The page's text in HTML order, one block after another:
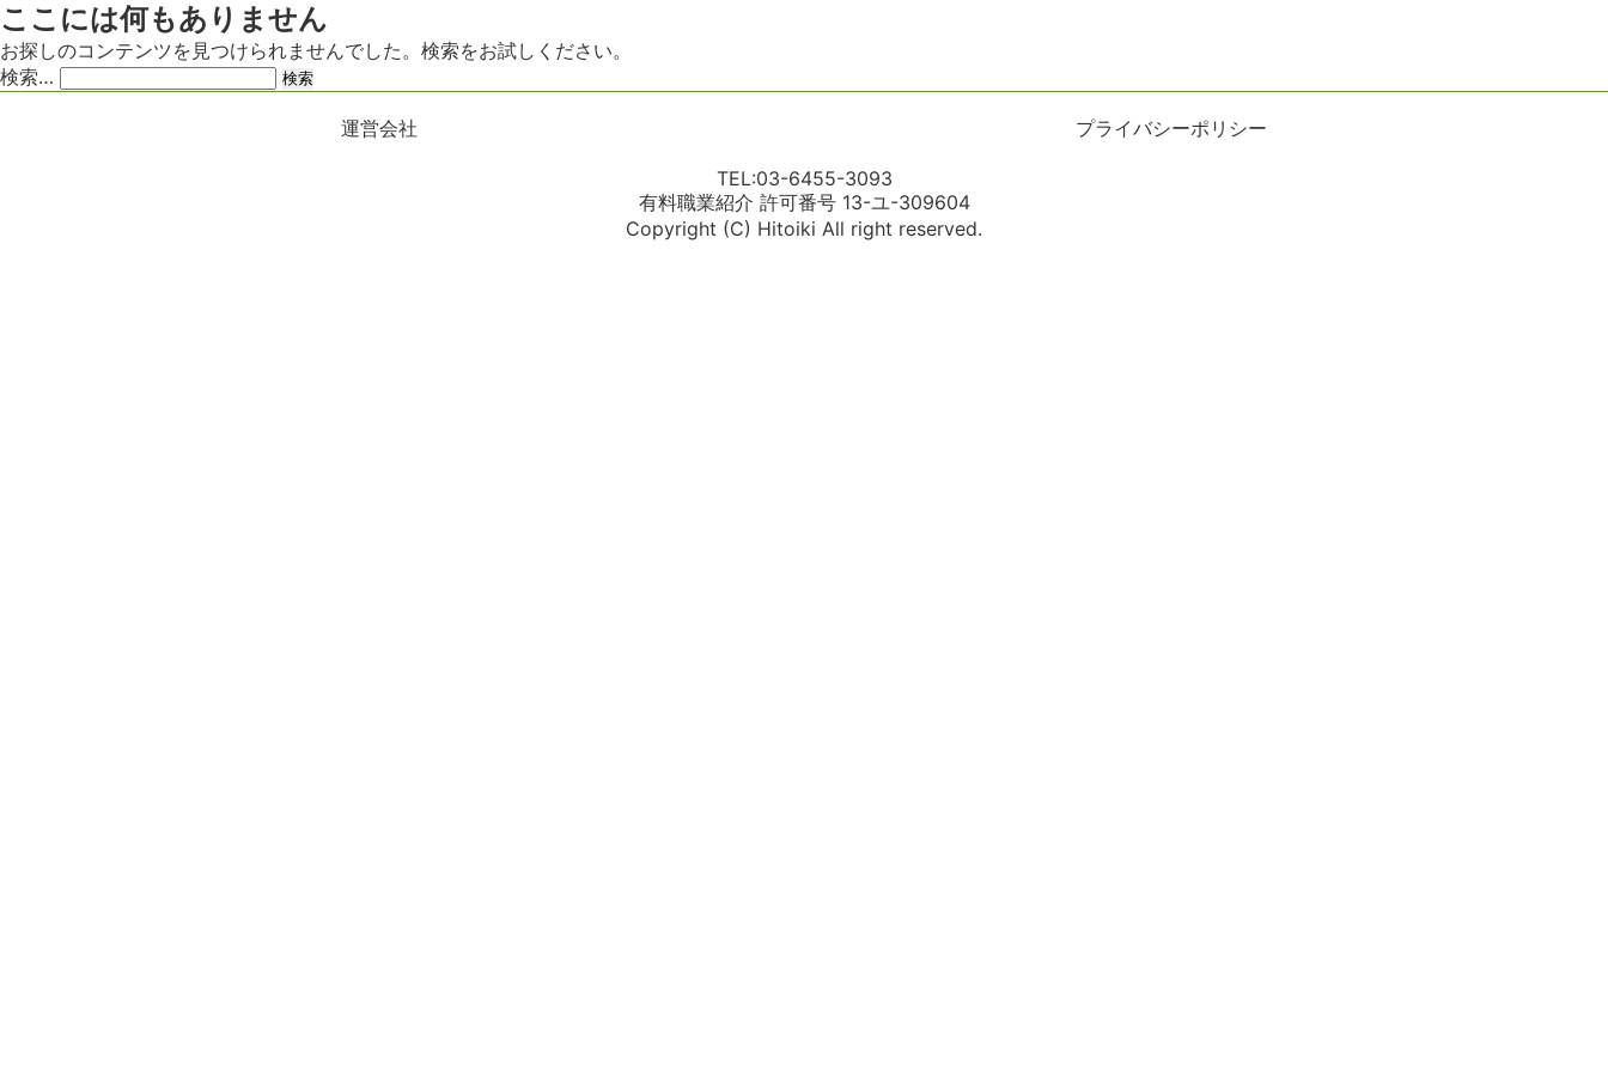
ここには何もありません
お探しのコンテンツを見つけられませんでした。検索をお試しください。
検索…
運営会社 プライバシーポリシー
TEL:03-6455-3093
有料職業紹介 許可番号 13-ユ-309604
Copyright (C) Hitoiki All right reserved.